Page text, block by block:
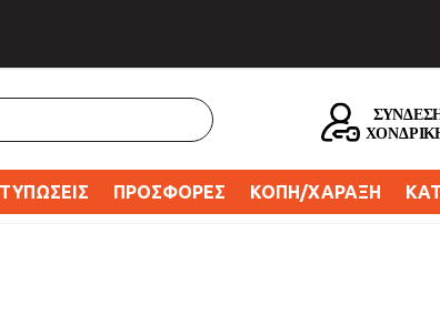
ΠΡΟΣΦΟΡΕΣ ΚΟΠΗ/ΧΑΡΑΞΗ